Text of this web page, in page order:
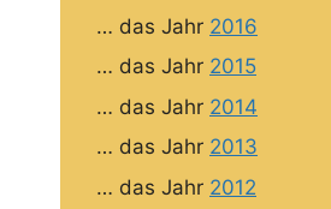
… das Jahr 2016
… das Jahr 2015
… das Jahr 2014
… das Jahr 2013
… das Jahr 2012